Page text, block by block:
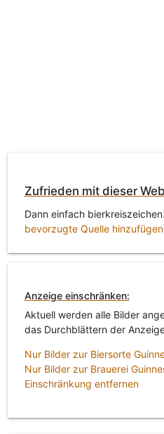
Zufrieden mit dieser
Dann einfach
bevorzugte Quelle hinzufügen
Anzeige einschränken:
Aktuell werden alle Bilder
das Durchblättern der
Nur Bilder zur Biersorte
Nur Bilder zur Brauerei
Einschränkung entfernen